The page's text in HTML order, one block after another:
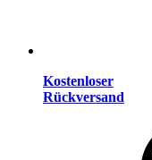
Kostenloser
Rückversand